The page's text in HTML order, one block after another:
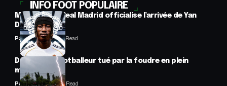
INFO FOOT POPULAIRE
Mercato : Le Real Madrid officialise l’arrivée de Yan
Diomandé
Panafrofoot1 Min Read
Drame : un footballeur tué par la foudre en plein
match
Panafrofoot2 Min Read